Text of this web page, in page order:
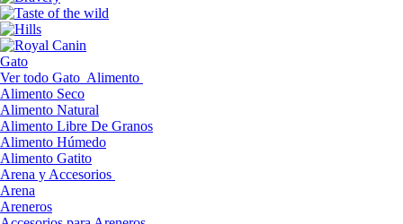
Gato
Ver todo Gato Alimento
Alimento Seco
Alimento Natural
Alimento Libre De Granos
Alimento Húmedo
Alimento Gatito
Arena y Accesorios
Arena
Areneros